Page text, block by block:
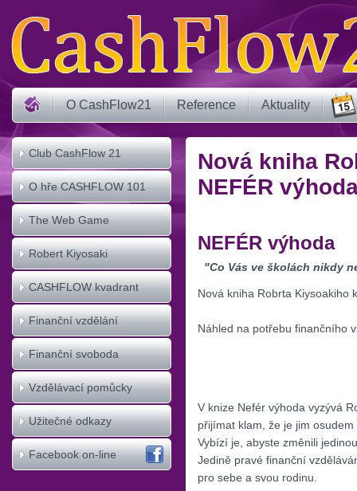
O CashFlow21 Reference Aktuality
Nová kniha
NEFÉR
NEFÉR výhoda
"Co Vás ve školách nikdy
Nová kniha Robrta Kiysoakiho
Náhled na potřebu finančního
V knize Nefér výhoda vyzývá
přijímat klam, že je jim
Vybízí je, abyste změnili
Jedině pravé finanční
pro sebe a svou rodinu.
Club CashFlow 21
O hře CASHFLOW 101
The Web Game
CASHFLOW
Robert Kiyosaki
CASHFLOW kvadrant
Finanční vzdělání
Finanční svoboda
Vzdělávací pomůcky
Užitečné odkazy
Facebook on-line